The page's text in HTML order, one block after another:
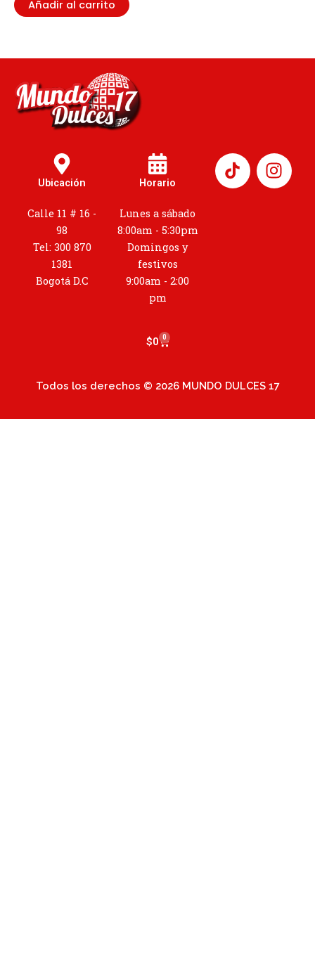
Añadir al carrito
Ubicación
Calle 11 # 16 -
98
Tel: 300 870
1381
Bogotá D.C
Horario
Lunes a sábado
8:00am - 5:30pm
Domingos y
festivos
9:00am - 2:00
pm
I
n
s
$0 0
Cart
Todos los derechos © 2026 MUNDO DULCES 17